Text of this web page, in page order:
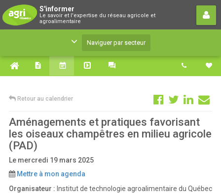
S'informer
Le savoir et l'expertise du réseau agricole et
agroalimentaire
Le savoir et l'expertise du réseau agricole et
agroalimentaire
Naviguer par secteur
Retour au calendrier
Aménagements et pratiques favorisant
les oiseaux champêtres en milieu agricole
(PAD)
Le mercredi 19 mars 2025
Mettre à mon agenda
Organisateur : Institut de technologie agroalimentaire du Québec